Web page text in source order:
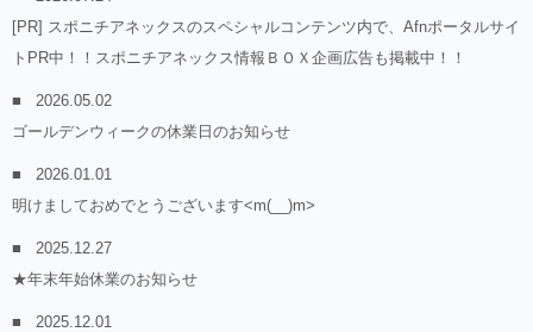
[PR] スポニチアネックスのスペシャルコンテンツ内で、Afnポータルサイ
トPR中！！スポニチアネックス情報ＢＯＸ企画広告も掲載中！！
2026.05.02
ゴールデンウィークの休業日のお知らせ
2026.01.01
明けましておめでとうございます<m(__)m>
2025.12.27
★年末年始休業のお知らせ
2025.12.01